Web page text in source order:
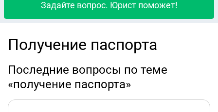
Задайте вопрос. Юрист поможет!
Получение паспорта
Последние вопросы по теме
«получение паспорта»